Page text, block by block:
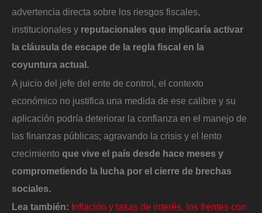
advertencia directa sobre los riesgos fiscales,
institucionales y reputacionales que implicaría activar
la cláusula de escape de la regla fiscal en la
coyuntura actual.
A juicio del jefe del ente de control, el contexto
económico no justifica una medida de ese calibre y su
aplicación podría deteriorar la confianza en el manejo de
las finanzas públicas; agravando la crisis y el lento
crecimiento que vive el país desde hace meses y
comprometiendo la lucha por el cierre de brechas
sociales.
Lea también: Inflación y tasas de interés, los frentes con